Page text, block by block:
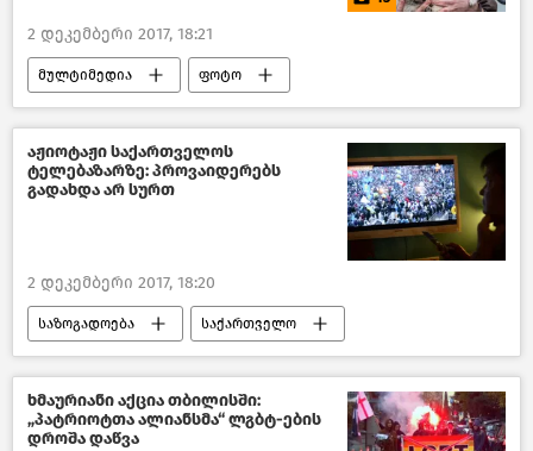
2 დეკემბერი 2017, 18:21
მულტიმედია ფოტო
აჟიოტაჟი საქართველოს
ტელებაზარზე: პროვაიდერებს
გადახდა არ სურთ
2 დეკემბერი 2017, 18:20
საზოგადოება საქართველო
ხმაურიანი აქცია თბილისში:
„პატრიოტთა ალიანსმა“ ლგბტ-ების
დროშა დაწვა